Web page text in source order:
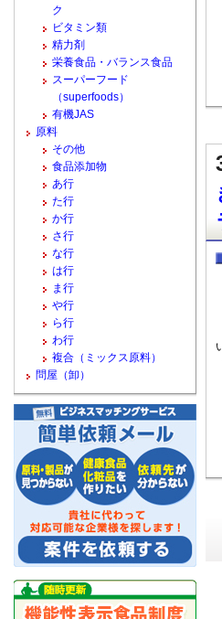
ク
ビタミン類
精力剤
栄養食品・バランス食品
スーパーフード
（superfoods）
有機JAS
原料
その他
食品添加物
あ行
た行
か行
さ行
な行
は行
ま行
や行
ら行
わ行
複合（ミックス原料）
問屋（卸）